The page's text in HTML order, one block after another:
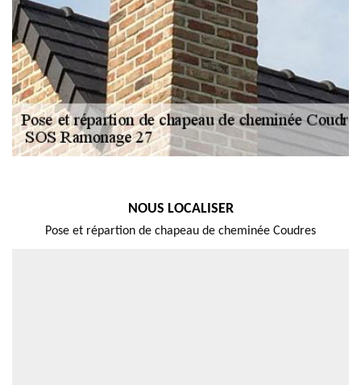
NOUS LOCALISER
Pose et répartion de chapeau de cheminée Coudres